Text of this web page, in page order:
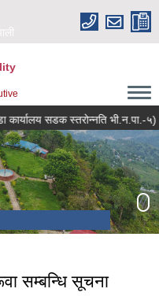
सडक स्तरोन्नति भी.न.पा.-५)
सम्बन्धि सूचना